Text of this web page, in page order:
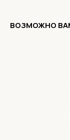
ВОЗМОЖНО